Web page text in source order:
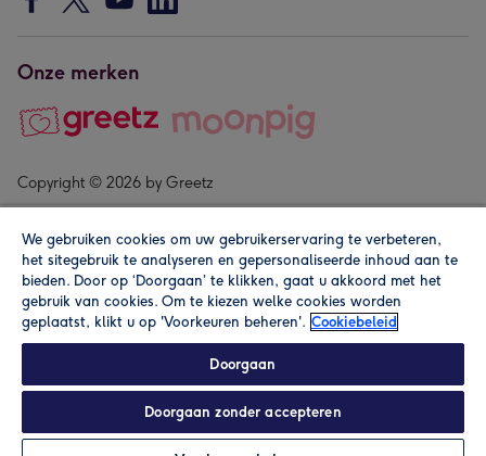
In winkelmand Personaliseren
Onze merken
Copyright © 2026 by Greetz
Alle prijzen zijn inclusief btw en andere heffingen. Lees de
We gebruiken cookies om uw gebruikerservaring te verbeteren,
het sitegebruik te analyseren en gepersonaliseerde inhoud aan te
bieden. Door op ‘Doorgaan’ te klikken, gaat u akkoord met het
gebruik van cookies. Om te kiezen welke cookies worden
geplaatst, klikt u op 'Voorkeuren beheren'. Cookiebeleid
Doorgaan
Doorgaan zonder accepteren